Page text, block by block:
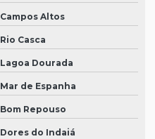
Campos Altos
Rio Casca
Lagoa Dourada
Mar de Espanha
Bom Repouso
Dores do Indaiá